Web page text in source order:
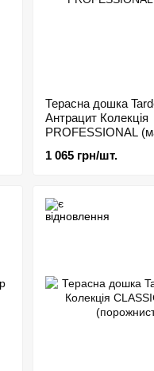
Терасна дошка
Антрацит Колекція
PROFESSIONAL
1 065 грн/шт.